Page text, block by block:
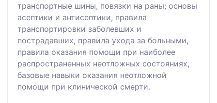
транспортные шины, повязки на раны; основы
асептики и антисептики, правила
транспортировки заболевших и
пострадавших, правила ухода за больными,
правила оказания помощи при наиболее
распространенных неотложных состояниях,
базовые навыки оказания неотложной
помощи при клинической смерти.